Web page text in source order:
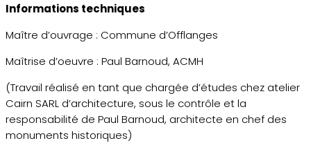
Informations techniques
Maître d’ouvrage : Commune d’Offlanges
Maîtrise d’oeuvre : Paul Barnoud, ACMH
(Travail réalisé en tant que chargée d’études chez atelier
Cairn SARL d’architecture, sous le contrôle et la
responsabilité de Paul Barnoud, architecte en chef des
monuments historiques)